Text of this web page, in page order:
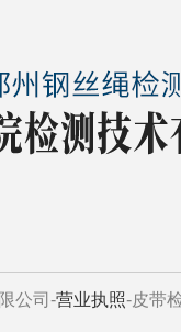
公司-营业执照-皮带